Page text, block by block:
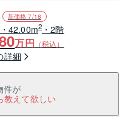
新価格 7/18
42.00m2 ・2階
万円 （税込）
詳細
件が
教えて欲しい